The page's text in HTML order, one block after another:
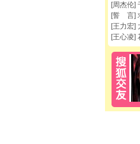
[周杰伦]
[誓 言]
[王力宏]
[王心凌]